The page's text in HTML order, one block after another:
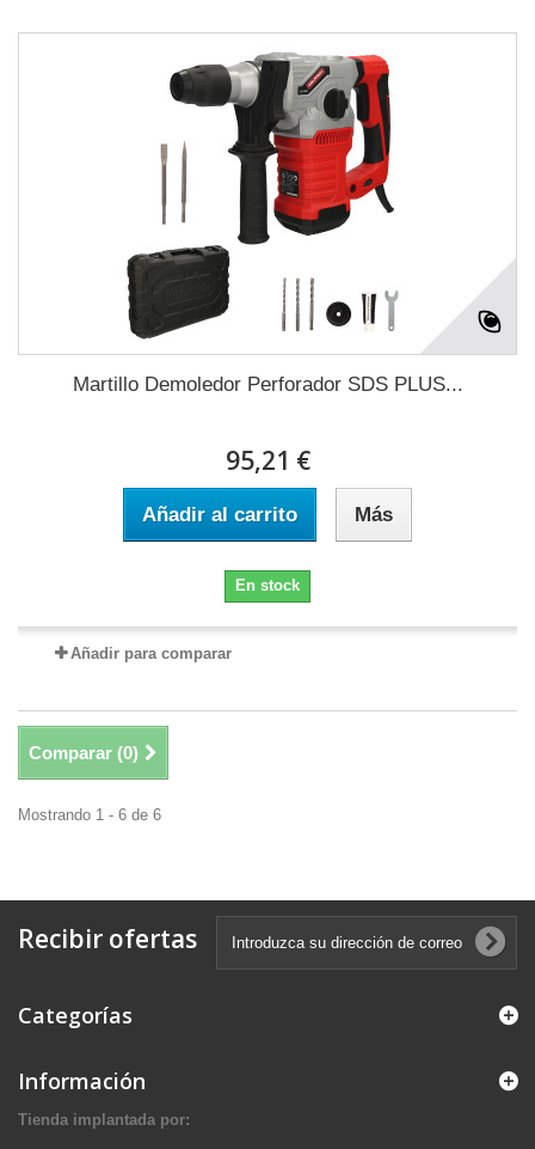
Martillo Demoledor Perforador SDS PLUS...
95,21 €
Añadir al carrito Más
En stock
Añadir para comparar
Comparar (0)
Mostrando 1 - 6 de 6
Recibir ofertas
Categorías
Información
Tienda implantada por: